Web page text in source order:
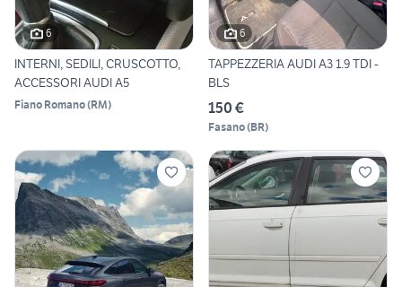
6
INTERNI, SEDILI, CRUSCOTTO,
ACCESSORI AUDI A5
Fiano Romano(RM)
6
TAPPEZZERIA AUDI A3 1.9 TDI -
BLS
150 €
Fasano(BR)